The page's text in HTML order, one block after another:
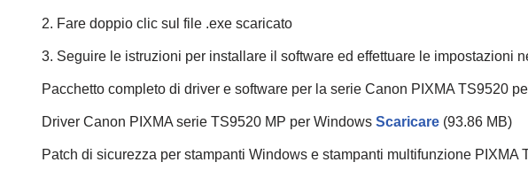
2. Fare doppio clic sul file .exe scaricato
3. Seguire le istruzioni per installare il software ed effettuare le impostazioni
Pacchetto completo di driver e software per la serie Canon PIXMA TS9520
Driver Canon PIXMA serie TS9520 MP per Windows Scaricare (93.86 MB)
Patch di sicurezza per stampanti Windows e stampanti multifunzione PIXMA